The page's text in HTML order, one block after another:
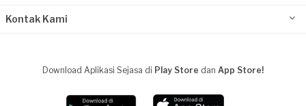
Kontak Kami
Download Aplikasi Sejasa di Play Store dan App Store!